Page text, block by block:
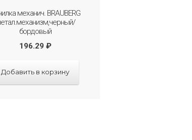
механич. BRAUBERG
бордовый
196.29 ₽
Добавить в корзину